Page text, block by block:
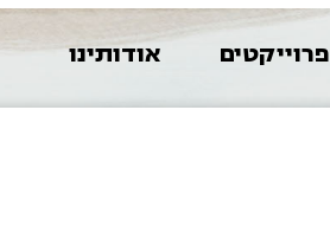
פרוייקטים
אודותינו